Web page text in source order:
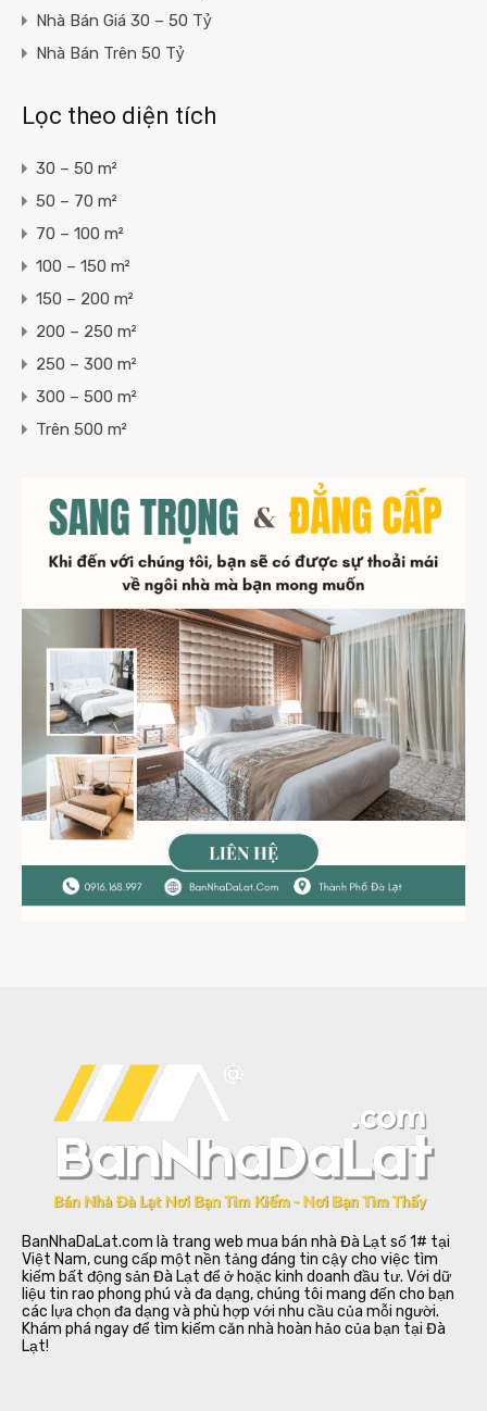
Nhà Bán Giá 30 – 50 Tỷ
Nhà Bán Trên 50 Tỷ
Lọc theo diện tích
30 – 50 m²
50 – 70 m²
70 – 100 m²
100 – 150 m²
150 – 200 m²
200 – 250 m²
250 – 300 m²
300 – 500 m²
Trên 500 m²
BanNhaDaLat.com là trang web mua bán nhà Đà Lạt số 1# tại
Việt Nam, cung cấp một nền tảng đáng tin cậy cho việc tìm
kiếm bất động sản Đà Lạt để ở hoặc kinh doanh đầu tư. Với dữ
liệu tin rao phong phú và đa dạng, chúng tôi mang đến cho bạn
các lựa chọn đa dạng và phù hợp với nhu cầu của mỗi người.
Khám phá ngay để tìm kiếm căn nhà hoàn hảo của bạn tại Đà
Lạt!